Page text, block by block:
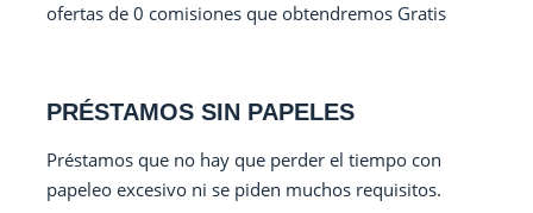
ofertas de 0 comisiones que obtendremos Gratis
PRÉSTAMOS SIN PAPELES
Préstamos que no hay que perder el tiempo con
papeleo excesivo ni se piden muchos requisitos.